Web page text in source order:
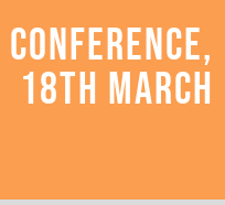
18th March